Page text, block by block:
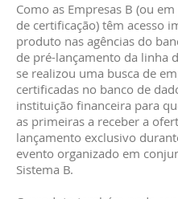
Como as Empresas B (ou
de certificação) têm acesso
produto nas agências do
de pré-lançamento da linha
se realizou uma busca de
certificadas no banco de
instituição financeira para
as primeiras a receber a
lançamento exclusivo
evento organizado em
Sistema B.